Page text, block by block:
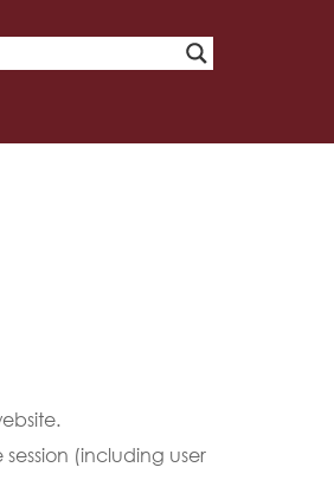
(including user